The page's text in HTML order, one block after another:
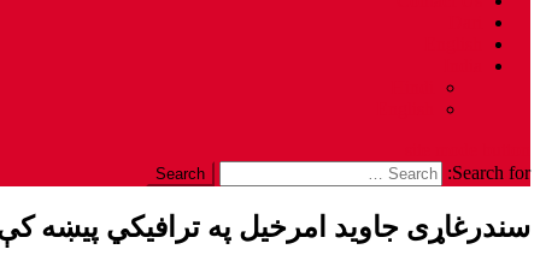
Search for:
سندرغاړی جاوید امرخیل په ترافیکي پیښه